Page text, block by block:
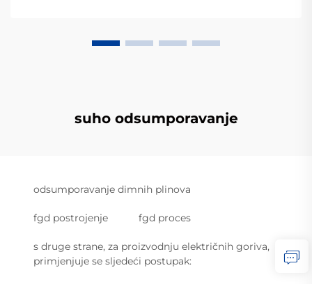
suho odsumporavanje
odsumporavanje dimnih plinova
fgd postrojenje fgd proces
s druge strane, za proizvodnju električnih goriva,
primjenjuje se sljedeći postupak: